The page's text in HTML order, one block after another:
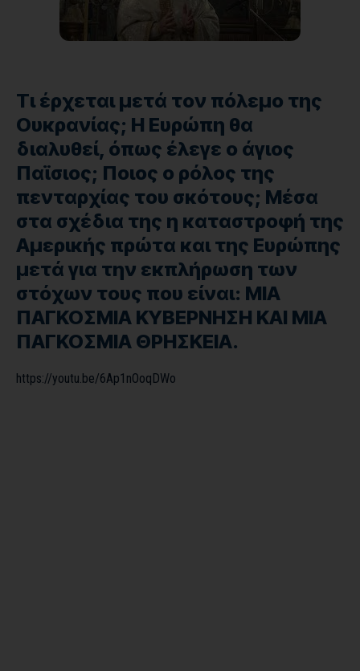
Τι έρχεται μετά τον πόλεμο της
Ουκρανίας; Η Ευρώπη θα
διαλυθεί, όπως έλεγε ο άγιος
Παϊσιος; Ποιος ο ρόλος της
πενταρχίας του σκότους; Μέσα
στα σχέδια της η καταστροφή της
Αμερικής πρώτα και της Ευρώπης
μετά για την εκπλήρωση των
στόχων τους που είναι: ΜΙΑ
ΠΑΓΚΟΣΜΙΑ ΚΥΒΕΡΝΗΣΗ ΚΑΙ ΜΙΑ
ΠΑΓΚΟΣΜΙΑ ΘΡΗΣΚΕΙΑ.
https://youtu.be/6Ap1nOoqDWo